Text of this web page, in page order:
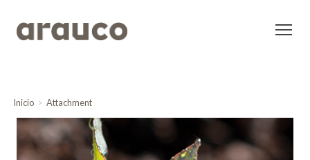
Inicio Attachment